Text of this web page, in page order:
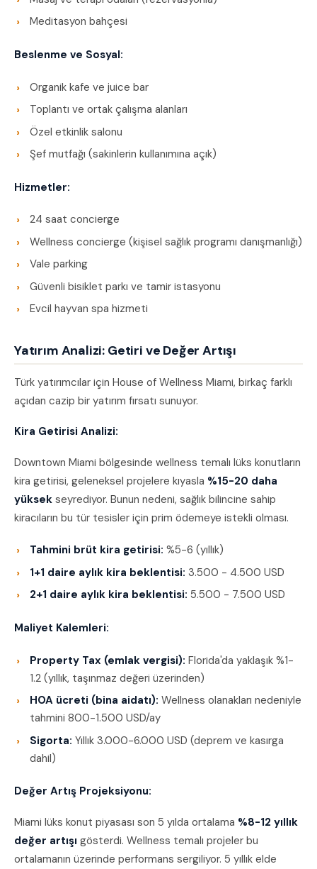
Meditasyon bahçesi
Beslenme ve Sosyal:
Organik kafe ve juice bar
Toplantı ve ortak çalışma alanları
Özel etkinlik salonu
Şef mutfağı (sakinlerin kullanımına açık)
Hizmetler:
24 saat concierge
Wellness concierge (kişisel sağlık programı danışmanlığı)
Vale parking
Güvenli bisiklet parkı ve tamir istasyonu
Evcil hayvan spa hizmeti
Yatırım Analizi: Getiri ve Değer Artışı
Türk yatırımcılar için House of Wellness Miami, birkaç farklı
açıdan cazip bir yatırım fırsatı sunuyor.
Kira Getirisi Analizi:
Downtown Miami bölgesinde wellness temalı lüks konutların
kira getirisi, geleneksel projelere kıyasla %15-20 daha
yüksek seyrediyor. Bunun nedeni, sağlık bilincine sahip
kiracıların bu tür tesisler için prim ödemeye istekli olması.
Tahmini brüt kira getirisi: %5-6 (yıllık)
1+1 daire aylık kira beklentisi: 3.500 - 4.500 USD
2+1 daire aylık kira beklentisi: 5.500 - 7.500 USD
Maliyet Kalemleri:
Property Tax (emlak vergisi): Florida'da yaklaşık %1-
1.2 (yıllık, taşınmaz değeri üzerinden)
HOA ücreti (bina aidatı): Wellness olanakları nedeniyle
tahmini 800-1.500 USD/ay
Sigorta: Yıllık 3.000-6.000 USD (deprem ve kasırga
dahil)
Değer Artış Projeksiyonu:
Miami lüks konut piyasası son 5 yılda ortalama %8-12 yıllık
değer artışı gösterdi. Wellness temalı projeler bu
ortalamanın üzerinde performans sergiliyor. 5 yıllık elde